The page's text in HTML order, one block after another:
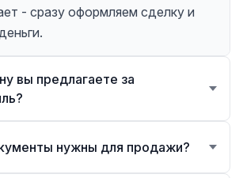
- сразу оформляем сделку и
вы предлагаете за
нужны для продажи?